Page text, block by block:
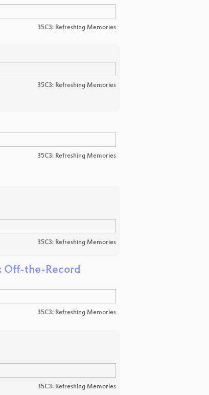
35C3: Refreshing Memories
35C3: Refreshing Memories
35C3: Refreshing Memories
35C3: Refreshing Memories
Off-the-Record
35C3: Refreshing Memories
35C3: Refreshing Memories